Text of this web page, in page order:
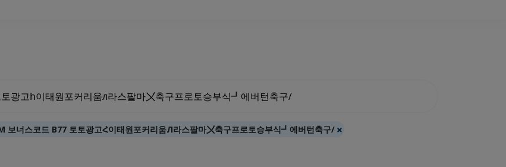
보너스코드 B77 토토광고Հ이태원포커리움Л라스팔마〤축구프로토승부식┛에버턴축구/